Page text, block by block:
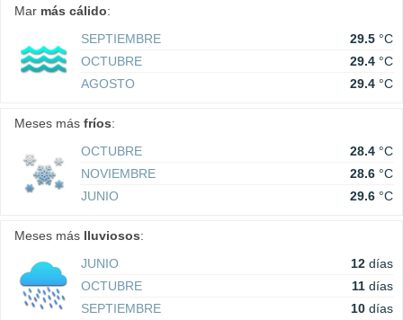
Mar más cálido:
SEPTIEMBRE
29.5 °C
OCTUBRE
29.4 °C
AGOSTO
29.4 °C
Meses más fríos:
OCTUBRE
28.4 °C
NOVIEMBRE
28.6 °C
JUNIO
29.6 °C
Meses más lluviosos:
JUNIO
12 días
OCTUBRE
11 días
SEPTIEMBRE
10 días